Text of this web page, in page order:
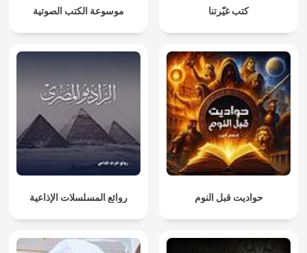
موسوعة الكتب الصوتية كتب غيّرتنا
روائع المسلسلات الإذاعية حواديت قبل النوم